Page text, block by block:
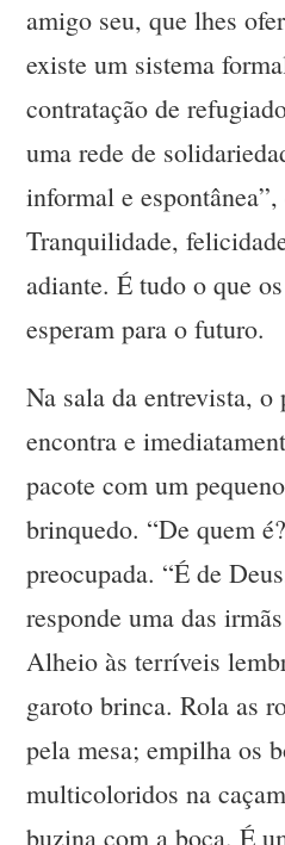
amigo seu, que lhes
existe um sistema
contratação de
uma rede de
informal e
Tranquilidade,
adiante. É tudo o que
esperam para o futuro.
Na sala da entrevista,
encontra e
pacote com um
brinquedo. “De quem
preocupada. “É de
responde uma das
Alheio às terríveis
garoto brinca. Rola as
pela mesa; empilha os
multicoloridos na
buzina com a boca. É